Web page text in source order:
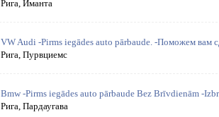
Рига, Иманта
VW Audi -Pirms iegādes auto pārbaude. -Поможем вам
Рига, Пурвциемс
Bmw -Pirms iegādes auto pārbaude Bez Brīvdienām -
Рига, Пардаугава